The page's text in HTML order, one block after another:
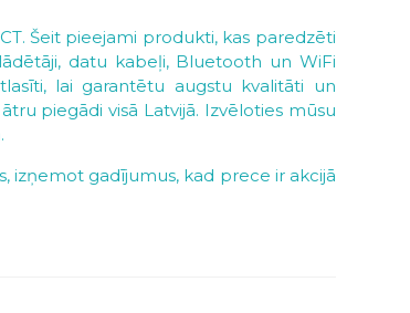
Šeit pieejami produkti, kas paredzēti
datu kabeļi, Bluetooth un WiFi
lai garantētu augstu kvalitāti un
piegādi visā Latvijā. Izvēloties mūsu
izņemot gadījumus, kad prece ir akcijā